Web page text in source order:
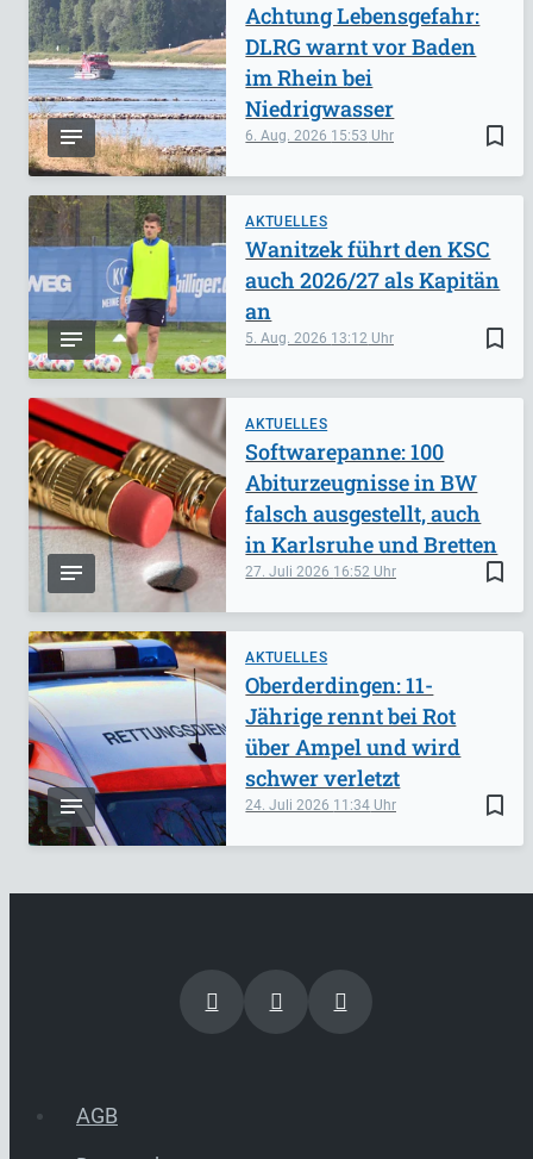
bookmark_border
6. Aug. 2026 15:53
Achtung Lebensgefahr:
DLRG warnt vor Baden
im Rhein bei
Niedrigwasser
AKTUELLES
bookmark_border
5. Aug. 2026 13:12
Wanitzek führt den KSC
auch 2026/27 als Kapitän
an
AKTUELLES
bookmark_border
27. Juli 2026 16:52
Softwarepanne: 100
Abiturzeugnisse in BW
falsch ausgestellt, auch
in Karlsruhe und Bretten
AKTUELLES
bookmark_border
24. Juli 2026 11:34
Oberderdingen: 11-
Jährige rennt bei Rot
über Ampel und wird
schwer verletzt
AGB